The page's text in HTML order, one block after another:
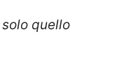
quello